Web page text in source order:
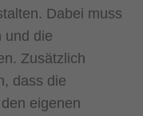
Dabei muss
und die
Zusätzlich
dass die
eigenen